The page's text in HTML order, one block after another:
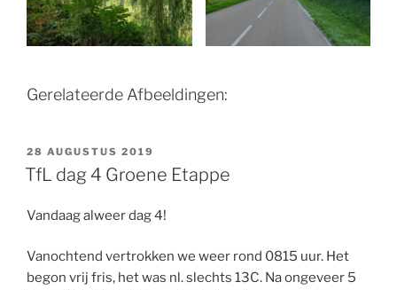
Gerelateerde Afbeeldingen:
GEPLAATST
OP
28 AUGUSTUS 2019
TfL dag 4 Groene Etappe
Vandaag alweer dag 4!
Vanochtend vertrokken we weer rond 0815 uur. Het
begon vrij fris, het was nl. slechts 13C. Na ongeveer 5